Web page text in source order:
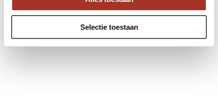
Selectie toestaan